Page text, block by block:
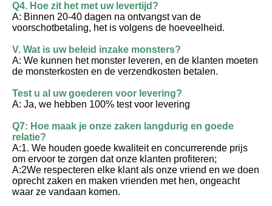
Q4. Hoe zit het met uw levertijd?
A: Binnen 20-40 dagen na ontvangst van de
voorschotbetaling, het is volgens de hoeveelheid.
V. Wat is uw beleid inzake monsters?
A: We kunnen het monster leveren, en de klanten moeten
de monsterkosten en de verzendkosten betalen.
Test u al uw goederen voor levering?
A: Ja, we hebben 100% test voor levering
Q7: Hoe maak je onze zaken langdurig en goede
relatie?
A:1. We houden goede kwaliteit en concurrerende prijs
om ervoor te zorgen dat onze klanten profiteren;
A:2We respecteren elke klant als onze vriend en we doen
oprecht zaken en maken vrienden met hen, ongeacht
waar ze vandaan komen.